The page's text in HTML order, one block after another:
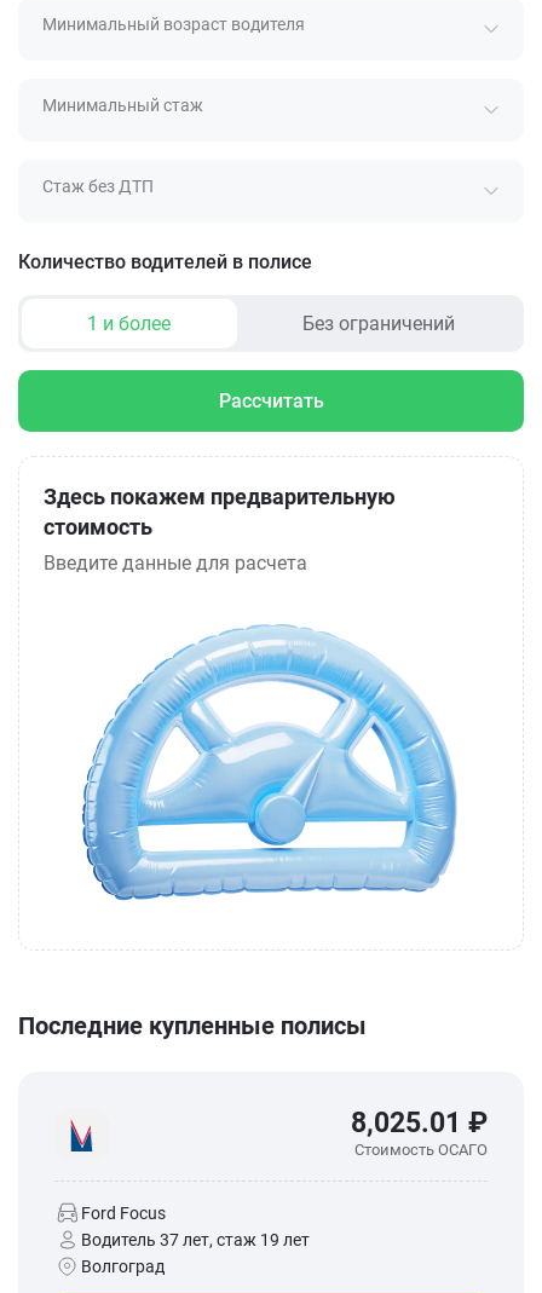
Минимальный возраст водителя
Минимальный стаж
Стаж без ДТП
Количество водителей в полисе
1 и более Без ограничений
Рассчитать
Здесь покажем предварительную
стоимость
Введите данные для расчета
Последние купленные полисы
8,025.01 ₽
Стоимость ОСАГО
Ford Focus
Водитель 37 лет, стаж 19 лет
Волгоград